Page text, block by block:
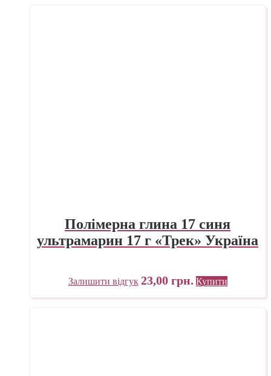
Полімерна глина 17 синя
ультрамарин 17 г «Трек» Україна
Залишити відгук 23,00 грн. Купити